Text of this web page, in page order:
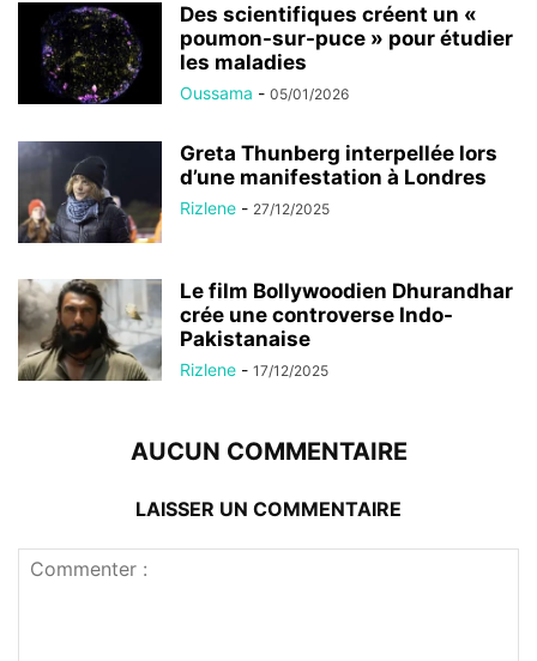
Des scientifiques créent un «
poumon-sur-puce » pour étudier
les maladies
Oussama - 05/01/2026
Greta Thunberg interpellée lors
d’une manifestation à Londres
Rizlene - 27/12/2025
Le film Bollywoodien Dhurandhar
crée une controverse Indo-
Pakistanaise
Rizlene - 17/12/2025
AUCUN COMMENTAIRE
LAISSER UN COMMENTAIRE